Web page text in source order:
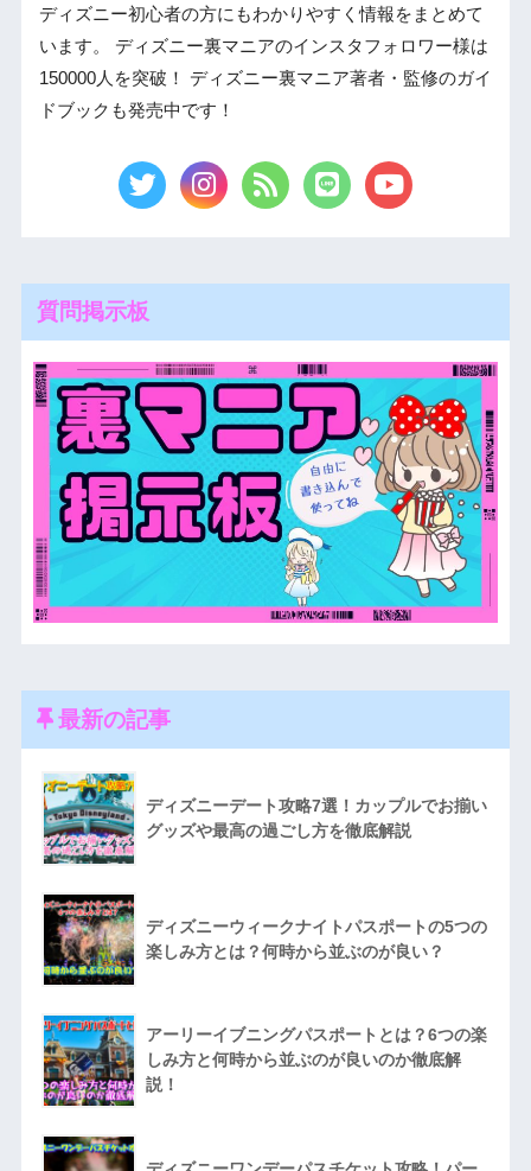
ディズニー初心者の方にもわかりやすく情報をまとめて
います。 ディズニー裏マニアのインスタフォロワー様は
150000人を突破！ ディズニー裏マニア著者・監修のガイ
ドブックも発売中です！
質問掲示板
最新の記事
ディズニーデート攻略7選！カップルでお揃い
グッズや最高の過ごし方を徹底解説
ディズニーウィークナイトパスポートの5つの
楽しみ方とは？何時から並ぶのが良い？
アーリーイブニングパスポートとは？6つの楽
しみ方と何時から並ぶのが良いのか徹底解
説！